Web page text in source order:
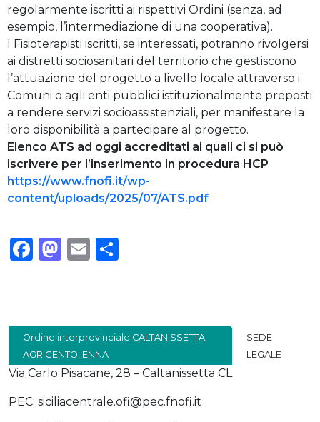
regolarmente iscritti ai rispettivi Ordini (senza, ad
esempio, l’intermediazione di una cooperativa).
I Fisioterapisti iscritti, se interessati, potranno rivolgersi
ai distretti sociosanitari del territorio che gestiscono
l’attuazione del progetto a livello locale attraverso i
Comuni o agli enti pubblici istituzionalmente preposti
a rendere servizi socioassistenziali, per manifestare la
loro disponibilità a partecipare al progetto.
Elenco ATS ad oggi accreditati ai quali ci si può
iscrivere per l’inserimento in procedura HCP
https://www.fnofi.it/wp-
content/uploads/2025/07/ATS.pdf
Facebook
Mastodon
Email
Ordine interprovinciale CALTANISSETTA,
AGRIGENTO, ENNA
SEDE
LEGALE
Via Carlo Pisacane, 28 – Caltanissetta CL
PEC: siciliacentrale.ofi@pec.fnofi.it